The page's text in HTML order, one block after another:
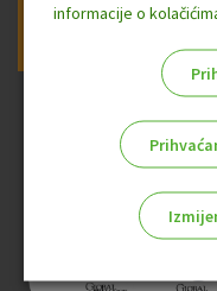
Prijava na
informacije o